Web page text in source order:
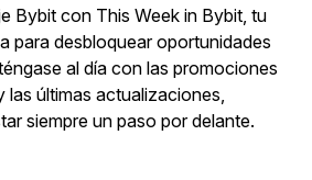
Bybit con This Week in Bybit, tu
para desbloquear oportunidades
al día con las promociones
las últimas actualizaciones,
siempre un paso por delante.